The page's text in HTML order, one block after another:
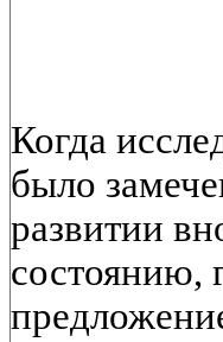
Когда
было
развитии
состоянию,